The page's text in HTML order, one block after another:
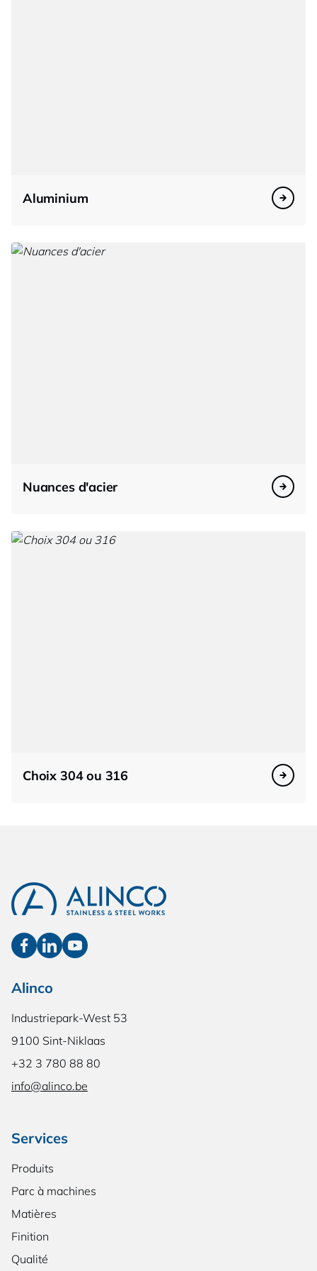
Aluminium
Nuances d'acier
Choix 304 ou 316
Alinco
Industriepark-West 53
9100 Sint-Niklaas
+32 3 780 88 80
info@alinco.be
Services
Produits
Parc à machines
Matières
Finition
Qualité